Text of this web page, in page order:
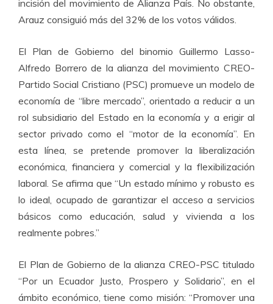
incisión del movimiento de Alianza País. No obstante,
Arauz consiguió más del 32% de los votos válidos.
El Plan de Gobierno del binomio Guillermo Lasso-
Alfredo Borrero de la alianza del movimiento CREO-
Partido Social Cristiano (PSC) promueve un modelo de
economía de “libre mercado”, orientado a reducir a un
rol subsidiario del Estado en la economía y a erigir al
sector privado como el “motor de la economía”. En
esta línea, se pretende promover la liberalización
económica, financiera y comercial y la flexibilización
laboral. Se afirma que “Un estado mínimo y robusto es
lo ideal, ocupado de garantizar el acceso a servicios
básicos como educación, salud y vivienda a los
realmente pobres.”
El Plan de Gobierno de la alianza CREO-PSC titulado
“Por un Ecuador Justo, Prospero y Solidario”, en el
ámbito económico, tiene como misión: “Promover una